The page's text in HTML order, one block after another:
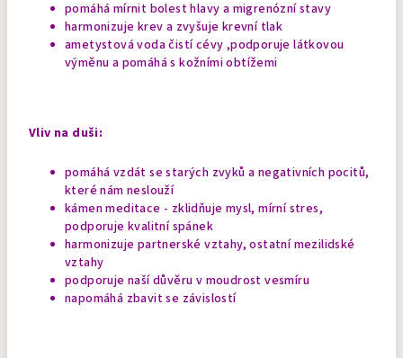
pomáhá mírnit bolest hlavy a migrenózní stavy
harmonizuje krev a zvyšuje krevní tlak
ametystová voda čistí cévy ,podporuje látkovou
výměnu a pomáhá s kožními obtížemi
Vliv na duši:
pomáhá vzdát se starých zvyků a negativních pocitů,
které nám neslouží
kámen meditace - zklidňuje mysl, mírní stres,
podporuje kvalitní spánek
harmonizuje partnerské vztahy, ostatní mezilidské
vztahy
podporuje naší důvěru v moudrost vesmíru
napomáhá zbavit se závislostí